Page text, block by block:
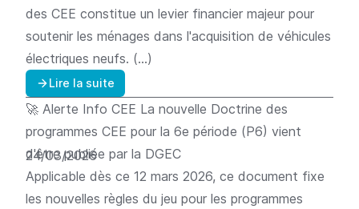
des CEE constitue un levier financier majeur pour
soutenir les ménages dans l'acquisition de véhicules
électriques neufs. (…)
Lire la suite
🚀 Alerte Info CEE La nouvelle Doctrine des
programmes CEE pour la 6e période (P6) vient
d'être publiée par la DGEC
24/03/2026
Applicable dès ce 12 mars 2026, ce document fixe
les nouvelles règles du jeu pour les programmes